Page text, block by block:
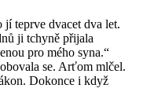
teprve dvacet dva let.
ji tchyně přijala
pro mého syna.“
se. Arťom mlčel.
Dokonce i když